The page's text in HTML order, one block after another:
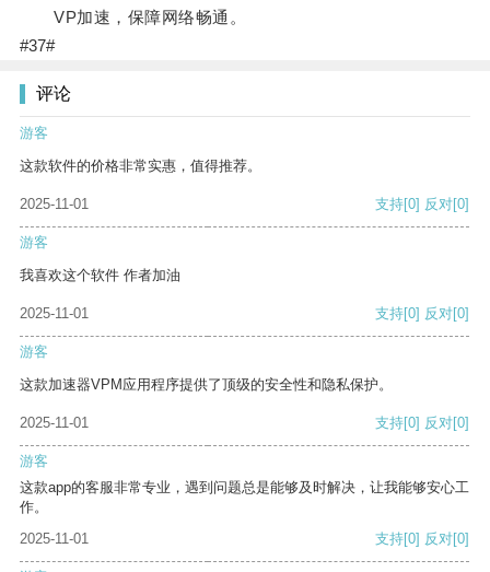
VP加速，保障网络畅通。
#37#
评论
游客
这款软件的价格非常实惠，值得推荐。
2025-11-01 支持[0] 反对[0]
游客
我喜欢这个软件 作者加油
2025-11-01 支持[0] 反对[0]
游客
这款加速器VPM应用程序提供了顶级的安全性和隐私保护。
2025-11-01 支持[0] 反对[0]
游客
这款app的客服非常专业，遇到问题总是能够及时解决，让我能够安心工
作。
2025-11-01
支持[0] 反对[0]